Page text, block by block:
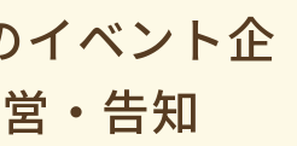
イベント企
・告知